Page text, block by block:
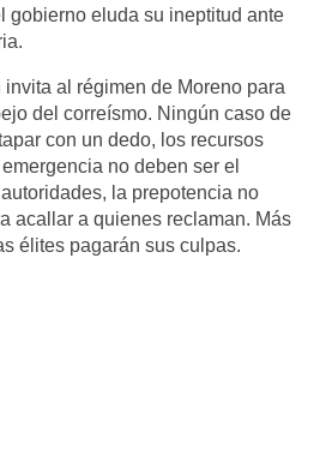
gobierno eluda su ineptitud ante
invita al régimen de Moreno para
del correísmo. Ningún caso de
con un dedo, los recursos
no deben ser el
la prepotencia no
acallar a quienes reclaman. Más
élites pagarán sus culpas.